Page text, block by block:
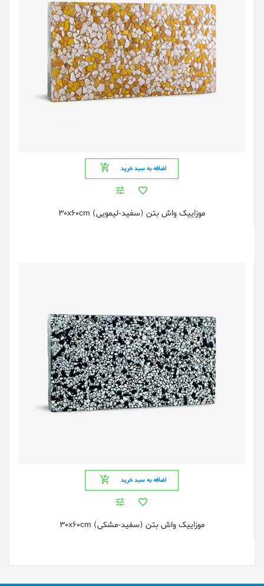
اضافه به سبد خرید
موزاییک واش بتن (سفید-لیمویی) 30x60cm
اضافه به سبد خرید
موزاییک واش بتن (سفید-مشکی) 30x60cm